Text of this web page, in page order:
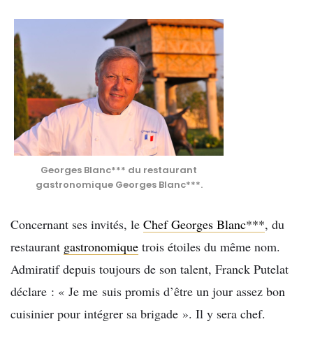
Georges Blanc*** du restaurant
gastronomique Georges Blanc***.
Concernant ses invités, le Chef Georges Blanc***, du
restaurant gastronomique trois étoiles du même nom.
Admiratif depuis toujours de son talent, Franck Putelat
déclare : « Je me suis promis d’être un jour assez bon
cuisinier pour intégrer sa brigade ». Il y sera chef.